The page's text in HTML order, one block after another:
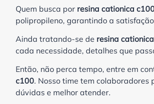
Quem busca por resina cationica
polipropileno, garantindo a
Ainda tratando-se de resina
cada necessidade, detalhes que
Então, não perca tempo, entre em
c100. Nosso time tem
dúvidas e melhor atender.